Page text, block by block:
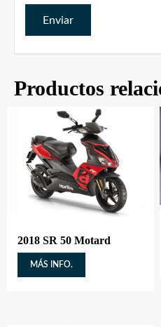
Productos
2018 SR 50 Motard
MÁS INFO.